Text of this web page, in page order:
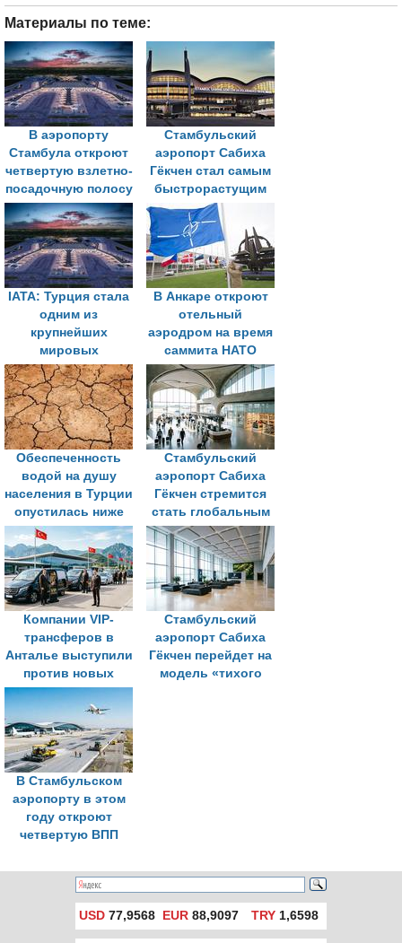
Материалы по теме:
В аэропорту
Стамбула откроют
четвертую взлетно-
посадочную полосу
Стамбульский
аэропорт Сабиха
Гёкчен стал самым
быстрорастущим
крупным
аэропортом
Европы
IATA: Турция стала
одним из
крупнейших
мировых
авиационных
хабов
В Анкаре откроют
отельный
аэродром на время
саммита НАТО
Обеспеченность
водой на душу
населения в Турции
опустилась ниже
важного порога
Стамбульский
аэропорт Сабиха
Гёкчен стремится
стать глобальным
транспортным
хабом на фоне
роста
пассажиропотока
Компании VIP-
трансферов в
Анталье выступили
против новых
правил аэропорта
Стамбульский
аэропорт Сабиха
Гёкчен перейдет на
модель «тихого
В Стамбульском
аэропорту в этом
году откроют
четвертую ВПП
USD 77,9568 EUR 88,9097 TRY1,6598